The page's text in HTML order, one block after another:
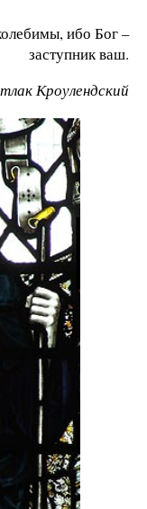
ибо Бог –
заступник ваш.
Кроулендский